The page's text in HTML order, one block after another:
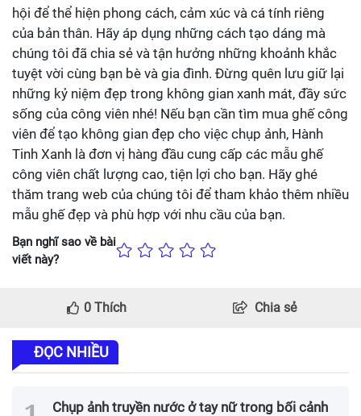
hội để thể hiện phong cách, cảm xúc và cá tính riêng
của bản thân. Hãy áp dụng những cách tạo dáng mà
chúng tôi đã chia sẻ và tận hưởng những khoảnh khắc
tuyệt vời cùng bạn bè và gia đình. Đừng quên lưu giữ lại
những kỷ niệm đẹp trong không gian xanh mát, đầy sức
sống của công viên nhé! Nếu bạn cần tìm mua ghế công
viên để tạo không gian đẹp cho việc chụp ảnh, Hành
Tinh Xanh là đơn vị hàng đầu cung cấp các mẫu ghế
công viên chất lượng cao, tiện lợi cho bạn. Hãy ghé
thăm trang web của chúng tôi để tham khảo thêm nhiều
mẫu ghế đẹp và phù hợp với nhu cầu của bạn.
Bạn nghĩ sao về bài
viết này?
0 Thích Chia sẻ
ĐỌC NHIỀU
Chụp ảnh truyền nước ở tay nữ trong bối cảnh